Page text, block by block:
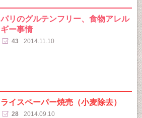
パリのグルテンフリー、食物アレル
ギー事情
43 2014.11.10
ライスペーパー焼売（小麦除去）
28 2014.09.10